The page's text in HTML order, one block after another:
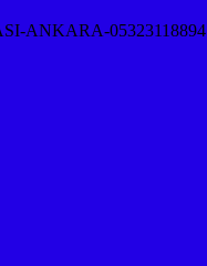
ANKARA-05323118894